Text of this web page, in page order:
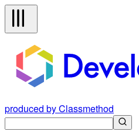
produced by Classmethod